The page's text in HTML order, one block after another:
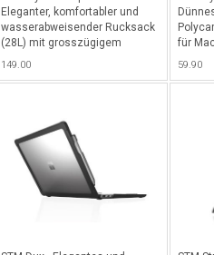
Eleganter, komfortabler und
wasserabweisender Rucksack
(28L) mit grosszügigem
Ihre Ladegeräte, Spezialfach
für Ihre In-Ears und optimalen
Schutz für Ihr
MacBook/Notebook bis 15" -
Slate Blue
149.00
für
59.90